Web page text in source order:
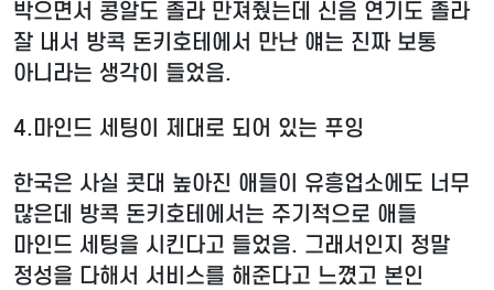
박으면서 콩알도 졸라 만져줬는데 신음 연기도 졸라
잘 내서 방콕 돈키호테에서 만난 얘는 진짜 보통
아니라는 생각이 들었음.
4.마인드 세팅이 제대로 되어 있는 푸잉
한국은 사실 콧대 높아진 애들이 유흥업소에도 너무
많은데 방콕 돈키호테에서는 주기적으로 애들
마인드 세팅을 시킨다고 들었음. 그래서인지 정말
정성을 다해서 서비스를 해준다고 느꼈고 본인